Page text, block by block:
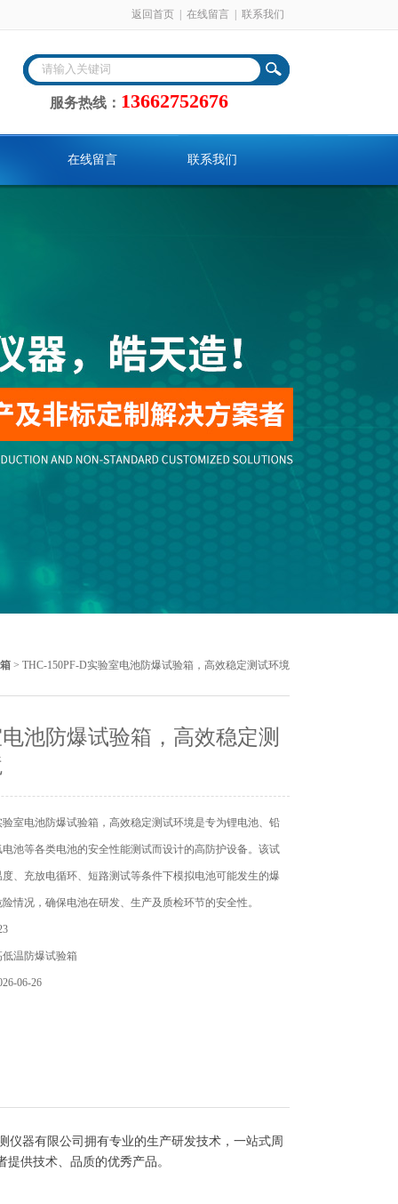
返回首页 在线留言 联系我们
服务热线： 13662752676
在线留言 联系我们
> THC-150PF-D实验室电池防爆试验箱，高效稳定测试环境
池防爆试验箱，高效稳定测
室电池防爆试验箱，高效稳定测试环境是专为锂电池、铅
池等各类电池的安全性能测试而设计的高防护设备。该试
、充放电循环、短路测试等条件下模拟电池可能发生的爆
情况，确保电池在研发、生产及质检环节的安全性。
温防爆试验箱
06-26
仪器有限公司拥有专业的生产研发技术，一站式周
供技术、品质的优秀产品。